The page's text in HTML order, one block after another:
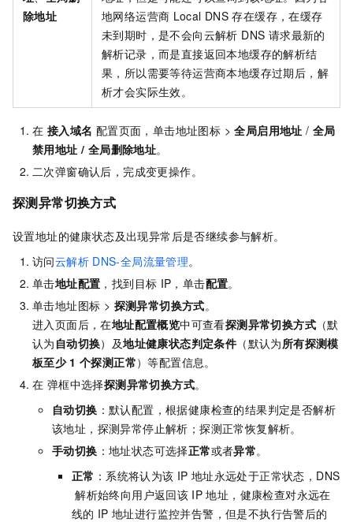
除地址
地网络运营商 Local DNS 存在缓存，在缓存
未到期时，是不会向云解析 DNS 请求最新的
解析记录，而是直接返回本地缓存的解析结
果，所以需要等待运营商本地缓存过期后，解
析才会实际生效。
在 接入域名 配置页面，单击地址图标 >全局启用地址 /全局
禁用地址 / 全局删除地址。
二次弹窗确认后，完成变更操作。
探测异常切换方式
设置地址的健康状态及出现异常后是否继续参与解析。
访问云解析 DNS-全局流量管理。
单击地址配置 ，找到目标 IP，单击配置。
单击地址图标 > 探测异常切换方式。
进入页面后，在地址配置概览中可查看探测异常切换方式 （默
认为 自动切换）及地址健康状态判定条件 （默认为所有探测模
板至少 1 个探测正常）等配置信息。
在 弹框中选择探测异常切换方式。
自动切换 ：默认配置，根据健康检查的结果判定是否解析
该地址，探测异常停止解析；探测正常恢复解析。
手动切换 ：地址状态可选择正常或者异常。
正常 ：系统将认为该 IP 地址永远处于正常状态，DNS
解析始终向用户返回该 IP 地址，健康检查对永远在
线的 IP 地址进行监控并告警，但是不执行告警后的